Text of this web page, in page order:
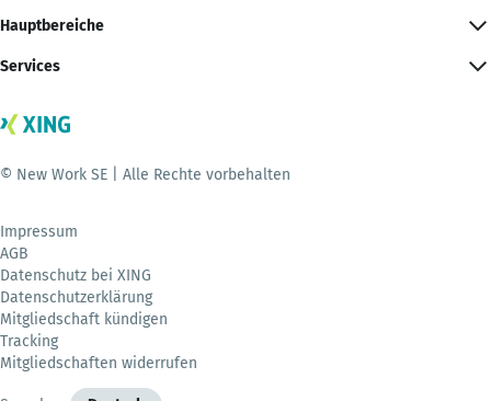
Hauptbereiche
Services
© New Work SE | Alle Rechte vorbehalten
Impressum
AGB
Datenschutz bei XING
Datenschutzerklärung
Mitgliedschaft kündigen
Tracking
Mitgliedschaften widerrufen